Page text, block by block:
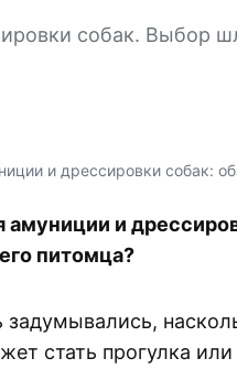
собак. Выбор
и дрессировки собак:
и
питомца?
задумывались,
стать прогулка